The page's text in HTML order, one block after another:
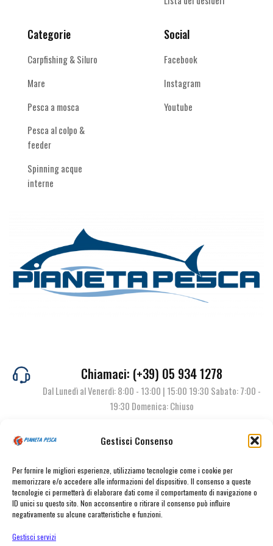
Gestisci Consenso
Per fornire le migliori esperienze, utilizziamo tecnologie come i cookie per
memorizzare e/o accedere alle informazioni del dispositivo. Il consenso a queste
tecnologie ci permetterà di elaborare dati come il comportamento di navigazione o
ID unici su questo sito. Non acconsentire o ritirare il consenso può influire
negativamente su alcune caratteristiche e funzioni.
Gestisci servizi
Categorie
Carpfishing & Siluro
Mare
Pesca a mosca
Pesca al colpo &
feeder
Spinning acque
interne
Social
Facebook
Instagram
Youtube
Chiamaci: (+39) 05 934 1278
Dal Lunedì al Venerdì: 8:00 - 13:00 | 15:00 19:30 Sabato: 7:00 -
19:30 Domenica: Chiuso